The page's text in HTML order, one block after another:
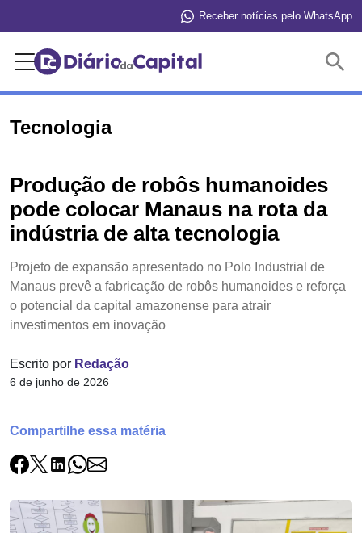
Receber notícias pelo WhatsApp
Tecnologia
Produção de robôs humanoides
pode colocar Manaus na rota da
indústria de alta tecnologia
Projeto de expansão apresentado no Polo Industrial de
Manaus prevê a fabricação de robôs humanoides e reforça
o potencial da capital amazonense para atrair
investimentos em inovação
Escrito por Redação
6 de junho de 2026
Compartilhe essa matéria